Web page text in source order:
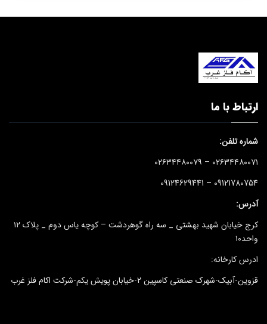
ارتباط با ما
شماره تلفن:
۰۲۶۳۴۴۸۰۰۷۱ – ۰۲۶۳۴۴۸۰۰۷۹
09121780754 – 09124629441
آدرس:
کرج خیابان شهید بهشتی _ سه راه گوهردشت – کوچه یاس دوم _ پلاک ۱۲
واحد۱۰
ادرس کارخانه:
قزوین-آبیک-شهرک صنعتی کاسپین 2-خیابان پویش یکم-شرکت اکام فلز غرب